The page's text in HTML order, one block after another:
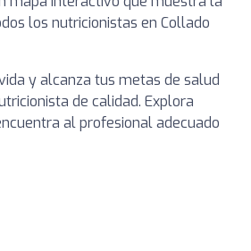
los nutricionistas en Collado
y alcanza tus metas de salud
de calidad. Explora
al profesional adecuado